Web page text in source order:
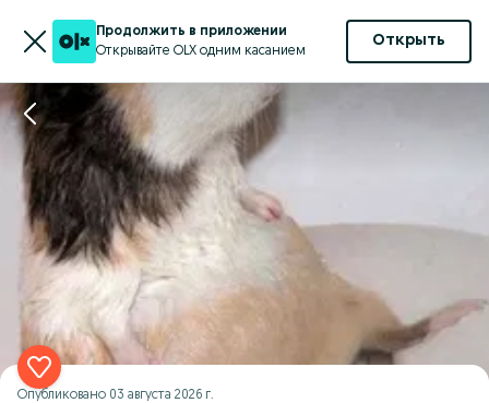
Продолжить в приложении
Открывайте OLX одним касанием
Открыть
Опубликовано 03 августа 2026 г.